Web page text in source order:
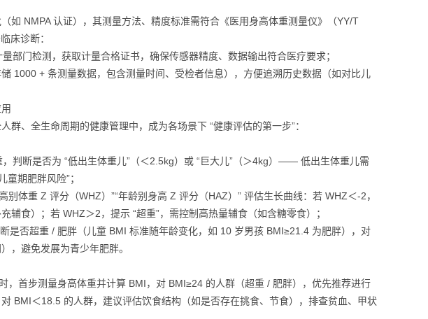
如 NMPA 认证），其测量方法、精度标准需符合《医用身高体重测量仪》（YY/T
床诊断：
部门检测，获取计量合格证书，确保传感器精度、数据输出符合医疗要求；
1000 + 条测量数据，包含测量时间、受检者信息），方便追溯历史数据（如对比儿
群、全生命周期的健康管理中，成为各场景下 “健康评估的第一步”：
判断是否为 “低出生体重儿”（＜2.5kg）或 “巨大儿”（＞4kg）—— 低出生体重儿需
期肥胖风险”；
体重 Z 评分（WHZ）”“年龄别身高 Z 评分（HAZ）” 评估生长曲线：若 WHZ＜-2，
辅食）；若 WHZ＞2，提示 “超重”，需控制高热量辅食（如含糖零食）；
是否超重 / 肥胖（儿童 BMI 标准随年龄变化，如 10 岁男孩 BMI≥21.4 为肥胖），对
，避免发展为青少年肥胖。
，首步测量身高体重并计算 BMI，对 BMI≥24 的人群（超重 / 肥胖），优先推荐进行
BMI＜18.5 的人群，建议评估饮食结构（如是否存在挑食、节食），排查贫血、甲状